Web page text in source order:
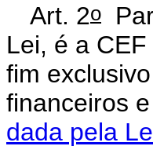
Art. 2o
Lei, é a
fim
financeiros
dada pela